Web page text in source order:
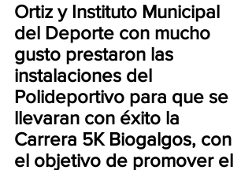
Ortiz y Instituto Municipal
del Deporte con mucho
gusto prestaron las
instalaciones del
Polideportivo para que se
llevaran con éxito la
Carrera 5K Biogalgos, con
el objetivo de promover el